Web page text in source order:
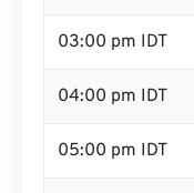
03:00 pm IDT
04:00 pm IDT
05:00 pm IDT